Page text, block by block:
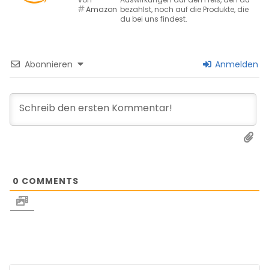
Amazon bezahlst, noch auf die Produkte, die
du bei uns findest.
Abonnieren Anmelden
0 COMMENTS